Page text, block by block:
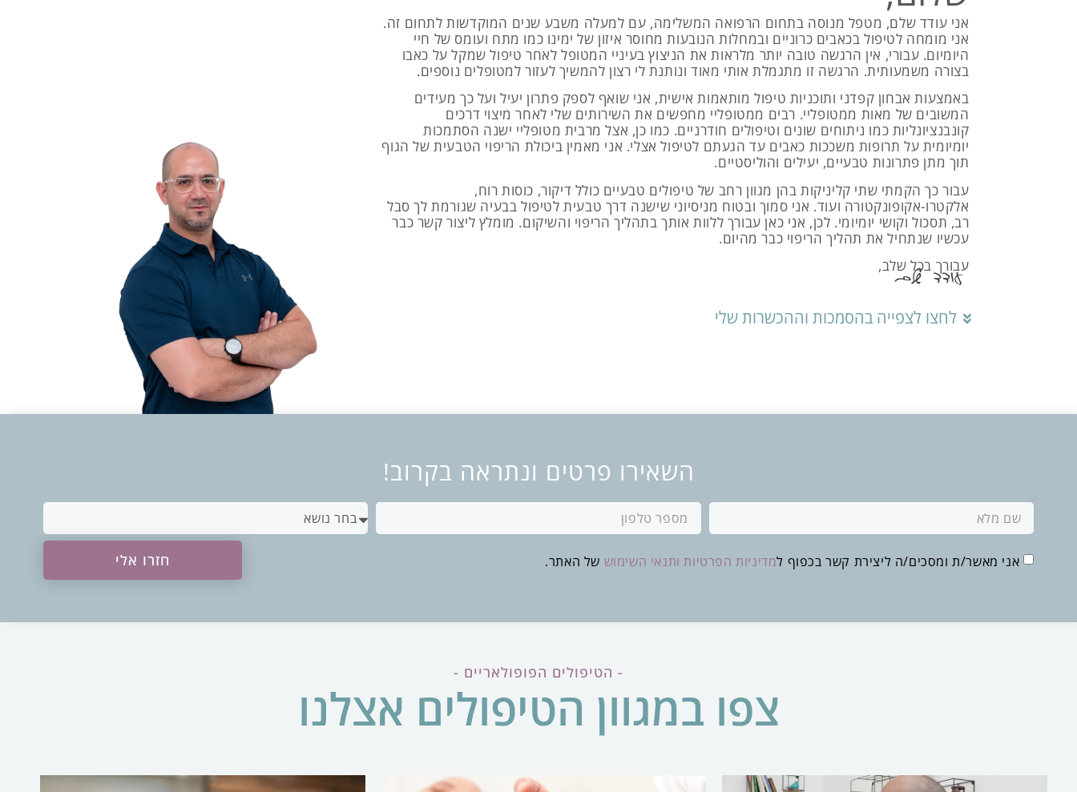
מומחה לדיקור יבש
הדיקור היבש (נקרא גם דיקור מערבי) שונה מדיקור סיני קלאסי. מדובר
בכלי טיפולי שנמצא בשימוש גם על ידי פיזיותרפיסטים, ונתמך
במחקרים. דיקור זה פועל על נקודות כאב (ולא נקודות צ'י כמו דיקור
סיני) ומשלב גם עיסוי. הדיקור מפחית כאב, משפר טווחי תנועה
ומוגבלות תנועתית.
טיפול באמצעות
סו-ג'וק היא מערכת ריפוי הוליסטית שמקורה
ה-80, שפותחה על ידי ד"ר פארק ג'יי וו.
קוריאניות שמשמעותן "יד" (סו) ו"רגל" (ג'וק),
שלו בידיים וברגליים כמיקרוקוסמוסים
בטכניקות שונות כגון אקופרסורה, דיקור
ספציפיות של הידיים והרגליים כדי לעורר את
של הגוף. סו-ג'וק שואפת להחזיר את האיזון
במגוון רחב של מחלות פיזיות
אני עודד שלם, מטפל מנוסה בתחום הרפואה המשלימה, עם למעלה משבע שנים המוקדשות לתחום זה.
אני מומחה לטיפול בכאבים כרוניים ובמחלות הנובעות מחוסר איזון של ימינו כמו מתח ועומס של חיי
היומיום. עבורי, אין הרגשה טובה יותר מלראות את הניצוץ בעיניי המטופל לאחר טיפול שמקל על כאבו
בצורה משמעותית. הרגשה זו מתגמלת אותי מאוד ונותנת לי רצון להמשיך לעזור למטופלים נוספים.
באמצעות אבחון קפדני ותוכניות טיפול מותאמות אישית, אני שואף לספק פתרון יעיל ועל כך מעידים
המשובים של מאות ממטופליי. רבים ממטופליי מחפשים את השירותים שלי לאחר מיצוי דרכים
קונבנציונליות כמו ניתוחים שונים וטיפולים חודרניים. כמו כן, אצל מרבית מטופליי ישנה הסתמכות
יומיומית על תרופות משככות כאבים עד הגעתם לטיפול אצלי. אני מאמין ביכולת הריפוי הטבעית של הגוף
תוך מתן פתרונות טבעיים, יעילים והוליסטיים.
עבור כך הקמתי שתי קליניקות בהן מגוון רחב של טיפולים טבעיים כולל דיקור, כוסות רוח,
אלקטרו-אקופונקטורה ועוד. אני סמוך ובטוח מניסיוני שישנה דרך טבעית לטיפול בבעיה שגורמת לך סבל
רב, תסכול וקושי יומיומי. לכן, אני כאן עבורך ללוות אותך בתהליך הריפוי והשיקום. מומלץ ליצור קשר כבר
עכשיו שנתחיל את תהליך הריפוי כבר מהיום.
עבורך בכל שלב,
לחצו לצפייה בהסמכות וההכשרות שלי
השאירו פרטים ונתראה בקרוב!
אני מאשר/ת ומסכים/ה ליצירת קשר בכפוף למדיניות הפרטיות ותנאי השימוש של האתר. חזרו אלי
- הטיפולים הפופולאריים -
צפו במגוון הטיפולים אצלנו